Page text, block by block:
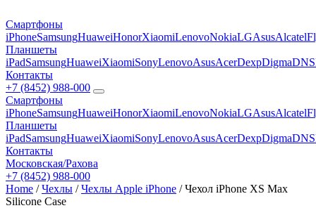
Смартфоны
iPhoneSamsungHuaweiHonorXiaomiLenovoNokiaLGAsusAlcatel
Планшеты
iPadSamsungHuaweiXiaomiSonyLenovoAsusAcerDexpDigmaDNS
Контакты
+7 (8452) 988-000
Смартфоны
iPhoneSamsungHuaweiHonorXiaomiLenovoNokiaLGAsusAlcatel
Планшеты
iPadSamsungHuaweiXiaomiSonyLenovoAsusAcerDexpDigmaDNS
Контакты
Московская/Рахова
+7 (8452) 988-000
Home /Чехлы /Чехлы Apple iPhone / Чехол iPhone XS Max
Silicone Case